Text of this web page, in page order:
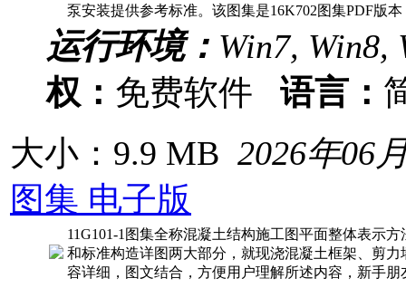
泵安装提供参考标准。该图集是16K702图集PDF版
运行环境： Win7, Win8,
权： 免费软件 语言：
大小：9.9 MB 2026年06
图集 电子版
11G101-1图集全称混凝土结构施工图平面整体表示
和标准构造详图两大部分，就现浇混凝土框架、剪
容详细，图文结合，方便用户理解所述内容，新手